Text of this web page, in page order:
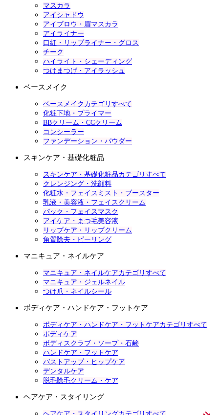
マスカラ
アイシャドウ
アイブロウ・眉マスカラ
アイライナー
口紅・リップライナー・グロス
チーク
ハイライト・シェーディング
つけまつげ・アイラッシュ
ベースメイク
ベースメイクカテゴリすべて
化粧下地・プライマー
BBクリーム・CCクリーム
コンシーラー
ファンデーション・パウダー
スキンケア・基礎化粧品
スキンケア・基礎化粧品カテゴリすべて
クレンジング・洗顔料
化粧水・フェイスミスト・ブースター
乳液・美容液・フェイスクリーム
パック・フェイスマスク
アイケア・まつ毛美容液
リップケア・リップクリーム
角質除去・ピーリング
マニキュア・ネイルケア
マニキュア・ネイルケアカテゴリすべて
マニキュア・ジェルネイル
つけ爪・ネイルシール
ボディケア・ハンドケア・フットケア
ボディケア・ハンドケア・フットケアカテゴリすべて
ボディケア
ボディスクラブ・ソープ・石鹸
ハンドケア・フットケア
バストアップ・ヒップケア
デンタルケア
脱毛除毛クリーム・ケア
ヘアケア・スタイリング